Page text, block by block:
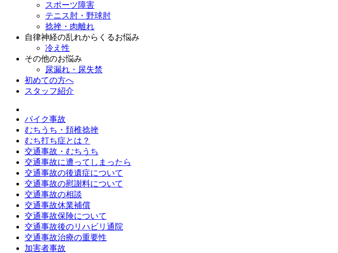
スポーツ障害
テニス肘・野球肘
捻挫・肉離れ
自律神経の乱れからくるお悩み
冷え性
その他のお悩み
尿漏れ・尿失禁
初めての方へ
スタッフ紹介
バイク事故
むちうち・頚椎捻挫
むち打ち症とは？
交通事故・むちうち
交通事故に遭ってしまったら
交通事故の後遺症について
交通事故の慰謝料について
交通事故の相談
交通事故休業補償
交通事故保険について
交通事故後のリハビリ通院
交通事故治療の重要性
加害者事故